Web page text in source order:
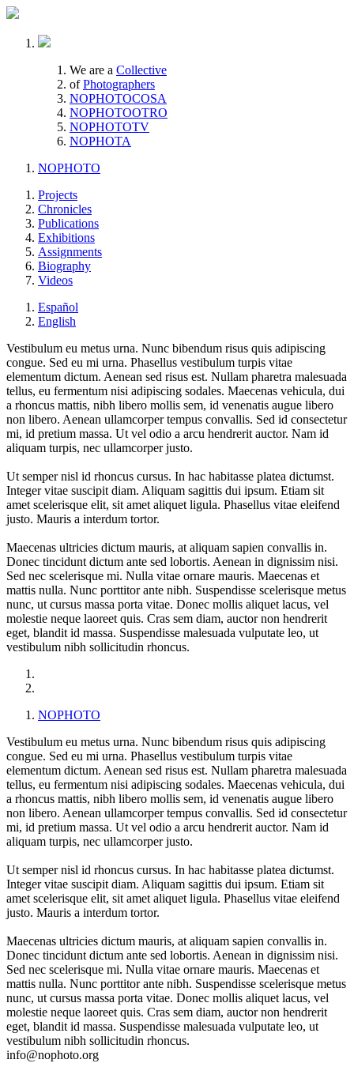
We are a Collective
of Photographers
NOPHOTOCOSA
NOPHOTOOTRO
NOPHOTOTV
NOPHOTA
NOPHOTO
Projects
Chronicles
Publications
Exhibitions
Assignments
Biography
Videos
Español
English
Vestibulum eu metus urna. Nunc bibendum risus quis adipiscing
congue. Sed eu mi urna. Phasellus vestibulum turpis vitae
elementum dictum. Aenean sed risus est. Nullam pharetra malesuada
tellus, eu fermentum nisi adipiscing sodales. Maecenas vehicula, dui
a rhoncus mattis, nibh libero mollis sem, id venenatis augue libero
non libero. Aenean ullamcorper tempus convallis. Sed id consectetur
mi, id pretium massa. Ut vel odio a arcu hendrerit auctor. Nam id
aliquam turpis, nec ullamcorper justo.
Ut semper nisl id rhoncus cursus. In hac habitasse platea dictumst.
Integer vitae suscipit diam. Aliquam sagittis dui ipsum. Etiam sit
amet scelerisque elit, sit amet aliquet ligula. Phasellus vitae eleifend
justo. Mauris a interdum tortor.
Maecenas ultricies dictum mauris, at aliquam sapien convallis in.
Donec tincidunt dictum ante sed lobortis. Aenean in dignissim nisi.
Sed nec scelerisque mi. Nulla vitae ornare mauris. Maecenas et
mattis nulla. Nunc porttitor ante nibh. Suspendisse scelerisque metus
nunc, ut cursus massa porta vitae. Donec mollis aliquet lacus, vel
molestie neque laoreet quis. Cras sem diam, auctor non hendrerit
eget, blandit id massa. Suspendisse malesuada vulputate leo, ut
vestibulum nibh sollicitudin rhoncus.
NOPHOTO
Vestibulum eu metus urna. Nunc bibendum risus quis adipiscing
congue. Sed eu mi urna. Phasellus vestibulum turpis vitae
elementum dictum. Aenean sed risus est. Nullam pharetra malesuada
tellus, eu fermentum nisi adipiscing sodales. Maecenas vehicula, dui
a rhoncus mattis, nibh libero mollis sem, id venenatis augue libero
non libero. Aenean ullamcorper tempus convallis. Sed id consectetur
mi, id pretium massa. Ut vel odio a arcu hendrerit auctor. Nam id
aliquam turpis, nec ullamcorper justo.
Ut semper nisl id rhoncus cursus. In hac habitasse platea dictumst.
Integer vitae suscipit diam. Aliquam sagittis dui ipsum. Etiam sit
amet scelerisque elit, sit amet aliquet ligula. Phasellus vitae eleifend
justo. Mauris a interdum tortor.
Maecenas ultricies dictum mauris, at aliquam sapien convallis in.
Donec tincidunt dictum ante sed lobortis. Aenean in dignissim nisi.
Sed nec scelerisque mi. Nulla vitae ornare mauris. Maecenas et
mattis nulla. Nunc porttitor ante nibh. Suspendisse scelerisque metus
nunc, ut cursus massa porta vitae. Donec mollis aliquet lacus, vel
molestie neque laoreet quis. Cras sem diam, auctor non hendrerit
eget, blandit id massa. Suspendisse malesuada vulputate leo, ut
vestibulum nibh sollicitudin rhoncus.
info@nophoto.org